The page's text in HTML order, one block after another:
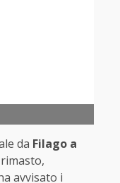
da Filago a
avvisato i